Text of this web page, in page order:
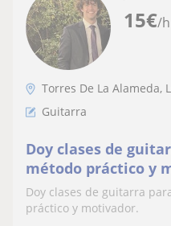
15€/h
Torres De La Alameda,
Guitarra
Doy clases de
método práctico y
Doy clases de guitarra
práctico y motivador.